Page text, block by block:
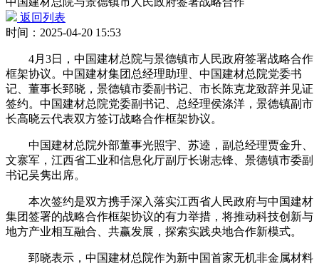
返回列表
时间：2025-04-20 15:53
4月3日，中国建材总院与景德镇市人民政府签署战略合作
框架协议。中国建材集团总经理助理、中国建材总院党委书
记、董事长郅晓，景德镇市委副书记、市长陈克龙致辞并见证
签约。中国建材总院党委副书记、总经理侯涤洋，景德镇副市
长高晓云代表双方签订战略合作框架协议。
中国建材总院外部董事光照宇、苏逵，副总经理贾金升、
文寨军，江西省工业和信息化厅副厅长谢志锋、景德镇市委副
书记吴隽出席。
本次签约是双方携手深入落实江西省人民政府与中国建材
集团签署的战略合作框架协议的有力举措，将推动科技创新与
地方产业相互融合、共赢发展，探索实践央地合作新模式。
郅晓表示，中国建材总院作为新中国首家无机非金属材料